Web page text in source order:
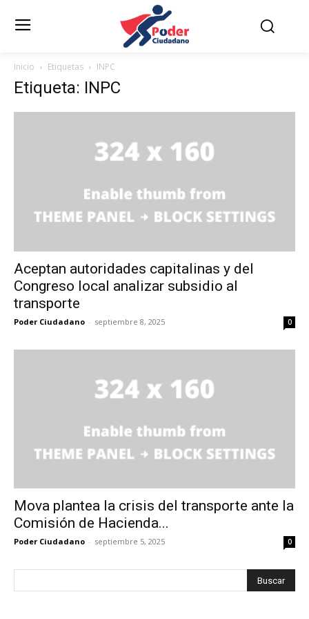
Inicio Etiquetas INPC
Etiqueta: INPC
Aceptan autoridades capitalinas y del
Congreso local analizar subsidio al
transporte
Poder Ciudadano - septiembre 8, 2025 0
Mova plantea la crisis del transporte ante la
Comisión de Hacienda...
Poder Ciudadano - septiembre 5, 2025 0